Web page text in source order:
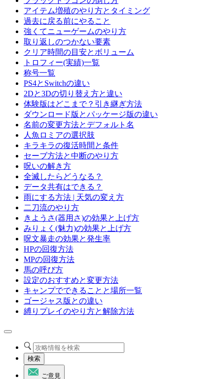
アイテム増殖のやり方とタイミング
過去に戻る前にやること
強くてニューゲームのやり方
取り返しのつかない要素
クリア時間の目安とボリューム
トロフィー(実績)一覧
称号一覧
PS4とSwitchの違い
2Dと3Dの切り替え方と違い
体験版はどこまで？引き継ぎ方法
ダウンロード版とパッケージ版の違い
名前の変更方法とデフォルト名
人魚ロミアの選択肢
キラキラの復活時間と条件
セーブ方法と中断のやり方
呪いの解き方
全滅したらどうなる？
データ共有はできる？
雨にする方法 | 天気の変え方
二刀流のやり方
きようさ(器用さ)の効果と上げ方
みりょく(魅力)の効果と上げ方
呪文暴走の効果と発生率
HPの回復方法
MPの回復方法
馬の呼び方
設定のおすすめと変更方法
キャンプでできることと場所一覧
ゴージャス版との違い
縛りプレイのやり方と解除方法
検索
ご意見